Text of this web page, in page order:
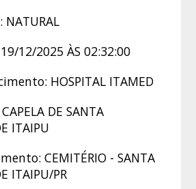
12/2025 ÀS 02:32:00
HOSPITAL ITAMED
DE SANTA
ITAIPU
CEMITÉRIO - SANTA
ITAIPU/PR